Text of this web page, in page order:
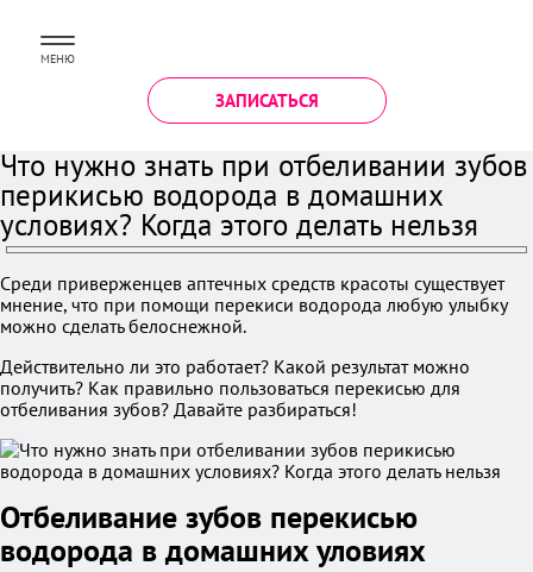
МЕНЮ
ЗАПИСАТЬСЯ
Что нужно знать при отбеливании зубов
перикисью водорода в домашних
условиях? Когда этого делать нельзя
Среди приверженцев аптечных средств красоты существует
мнение, что при помощи перекиси водорода любую улыбку
можно сделать белоснежной.
Действительно ли это работает? Какой результат можно
получить? Как правильно пользоваться перекисью для
отбеливания зубов? Давайте разбираться!
Отбеливание зубов перекисью
водорода в домашних уловиях